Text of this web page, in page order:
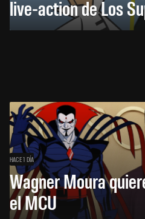
live-action de Los
HACE 1 DÍA
Wagner Moura
el MCU